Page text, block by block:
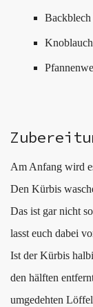
Am Anfang wird
Den Kürbis
Das ist gar nicht
lasst euch dabei
Ist der Kürbis
den hälften
umgedehten